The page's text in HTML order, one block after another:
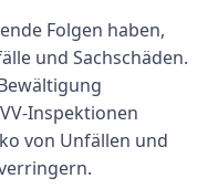
Folgen haben,
und Sachschäden.
Inspektionen
von Unfällen und